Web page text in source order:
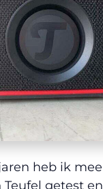
heb ik
getest